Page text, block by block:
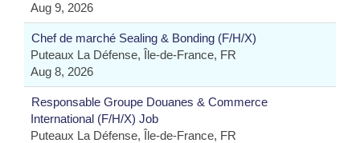
Aug 9, 2026
Chef de marché Sealing & Bonding (F/H/X)
Puteaux La Défense, Île-de-France, FR
Aug 8, 2026
Responsable Groupe Douanes & Commerce
International (F/H/X) Job
Puteaux La Défense, Île-de-France, FR